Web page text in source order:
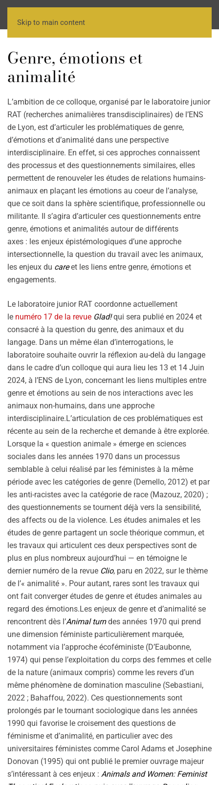
Skip to main content
Genre, émotions et
animalité
L’ambition de ce colloque, organisé par le laboratoire junior
RAT (recherches animalières transdisciplinaires) de l’ENS
de Lyon, est d’articuler les problématiques de genre,
d’émotions et d’animalité dans une perspective
interdisciplinaire. En effet, si ces approches connaissent
des processus et des questionnements similaires, elles
permettent de renouveler les études de relations humains-
animaux en plaçant les émotions au coeur de l’analyse,
que ce soit dans la sphère scientifique, professionnelle ou
militante. Il s’agira d’articuler ces questionnements entre
genre, émotions et animalités autour de différents
axes : les enjeux épistémologiques d’une approche
intersectionnelle, la question du travail avec les animaux,
les enjeux du careet les liens entre genre, émotions et
engagements.
Le laboratoire junior RAT coordonne actuellement
le numéro 17 de la revue Glad!qui sera publié en 2024 et
consacré à la question du genre, des animaux et du
langage. Dans un même élan d’interrogations, le
laboratoire souhaite ouvrir la réflexion au-delà du langage
dans le cadre d’un colloque qui aura lieu les 13 et 14 Juin
2024, à l’ENS de Lyon, concernant les liens multiples entre
genre et émotions au sein de nos interactions avec les
animaux non-humains, dans une approche
interdisciplinaire.L’articulation de ces problématiques est
récente au sein de la recherche et demande à être explorée.
Lorsque la « question animale » émerge en sciences
sociales dans les années 1970 dans un processus
semblable à celui réalisé par les féministes à la même
période avec les catégories de genre (Demello, 2012) et par
les anti-racistes avec la catégorie de race (Mazouz, 2020) ;
des questionnements se tournent déjà vers la sensibilité,
des affects ou de la violence. Les études animales et les
études de genre partagent un socle théorique commun, et
les travaux qui articulent ces deux perspectives sont de
plus en plus nombreux aujourd’hui — en témoigne le
dernier numéro de la revue Clio, paru en 2022, sur le thème
de l’« animalité ». Pour autant, rares sont les travaux qui
ont fait converger études de genre et études animales au
regard des émotions.Les enjeux de genre et d’animalité se
rencontrent dès l’Animal turndes années 1970 qui prend
une dimension féministe particulièrement marquée,
notamment via l’approche écoféministe (D’Eaubonne,
1974) qui pense l’exploitation du corps des femmes et celle
de la nature (animaux compris) comme les revers d’un
même phénomène de domination masculine (Sebastiani,
2022 ; Bahaffou, 2022). Ces questionnements sont
prolongés par le tournant sociologique dans les années
1990 qui favorise le croisement des questions de
féminisme et d’animalité, en particulier avec des
universitaires féministes comme Carol Adams et Josephine
Donovan (1995) qui ont publié le premier ouvrage majeur
s’intéressant à ces enjeux : Animals and Women: Feminist